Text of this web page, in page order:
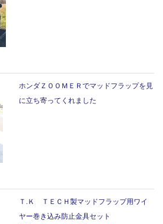
ホンダＺＯＯＭＥＲでマッドフラップを見
に立ち寄ってくれました
Ｔ.Ｋ ＴＥＣＨ製マッドフラップ用ワイ
ヤー巻き込み防止金具セット